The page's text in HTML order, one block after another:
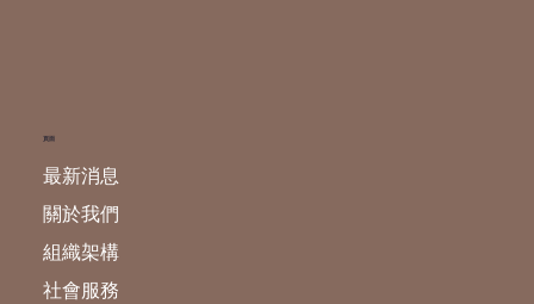
最新消息
關於我們
組織架構
社會服務
頁面